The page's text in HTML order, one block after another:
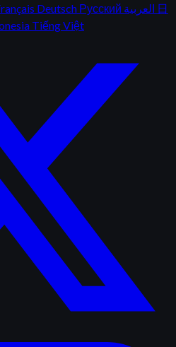
Deutsch Русский
日
Tiếng Việt